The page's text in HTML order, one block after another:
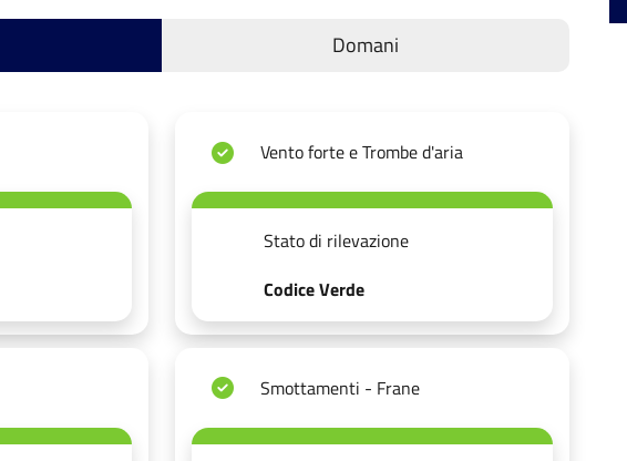
Domani
Vento forte e Trombe d'aria
Stato di rilevazione
Codice Verde
Smottamenti - Frane